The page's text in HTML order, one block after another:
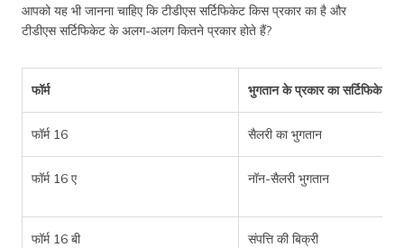
आपको यह भी जानना चाहिए कि टीडीएस सर्टिफिकेट किस प्रकार का है और
टीडीएस सर्टिफिकेट के अलग-अलग कितने प्रकार होते हैं?
फॉर्म भुगतान के प्रकार का सर्टिफिकेट
फॉर्म 16 सैलरी का भुगतान
फॉर्म 16 ए नॉन-सैलरी भुगतान
फॉर्म 16 बी संपत्ति की बिक्री